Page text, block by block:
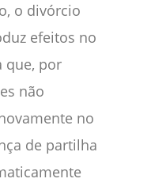
o divórcio
efeitos no
que, por
não
no
de partilha